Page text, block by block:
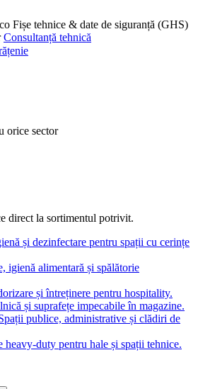
Fișe tehnice & date de siguranță (GHS)
Consultanță tehnică
orice sector
direct la sortimentul potrivit.
și dezinfectare pentru spații cu cerințe
igienă alimentară și spălătorie
și întreținere pentru hospitality.
și suprafețe impecabile în magazine.
publice, administrative și clădiri de
heavy-duty pentru hale și spații tehnice.